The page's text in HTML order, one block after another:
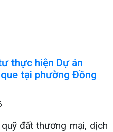
thực hiện Dự án
tại phường Đồng
đất thương mại, dịch